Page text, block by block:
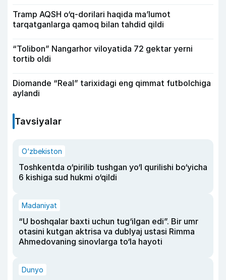
Tramp AQSH o‘q-dorilari haqida ma’lumot
tarqatganlarga qamoq bilan tahdid qildi
“Tolibon” Nangarhor viloyatida 72 gektar yerni
tortib oldi
Diomande “Real” tarixidagi eng qimmat futbolchiga
aylandi
Tavsiyalar
O‘zbekiston
Toshkentda o‘pirilib tushgan yo‘l qurilishi bo‘yicha
6 kishiga sud hukmi o‘qildi
Madaniyat
“U boshqalar baxti uchun tug‘ilgan edi”. Bir umr
otasini kutgan aktrisa va dublyaj ustasi Rimma
Ahmedovaning sinovlarga to‘la hayoti
Dunyo